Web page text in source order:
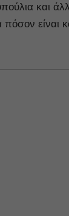
και
πόσον είναι